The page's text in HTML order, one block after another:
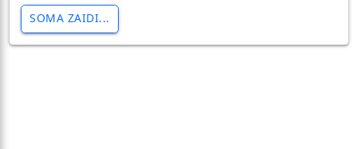
SOMA ZAIDI...